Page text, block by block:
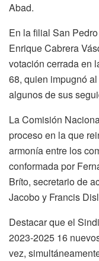
Abad.
En la filial San
Enrique Cabrera
votación cerrada en
68, quien impugnó
algunos de sus
La Comisión
proceso en la que
armonía entre los
conformada por
Bríto, secretario de
Jacobo y Francis
Destacar que el
2023-2025 16
vez,